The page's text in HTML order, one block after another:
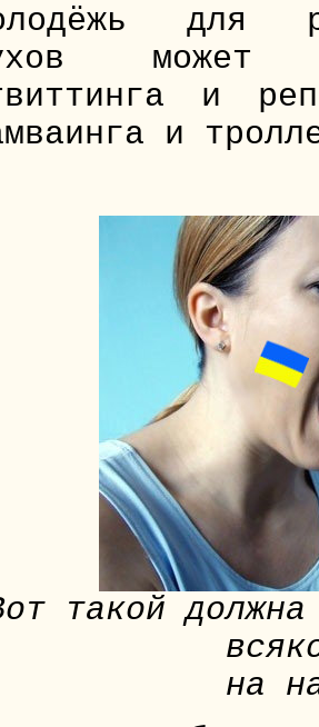
для
может
и
и
такой
на